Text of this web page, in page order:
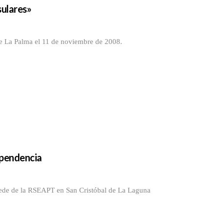
Palma el 11 de noviembre de 2008.
de la RSEAPT en San Cristóbal de La Laguna